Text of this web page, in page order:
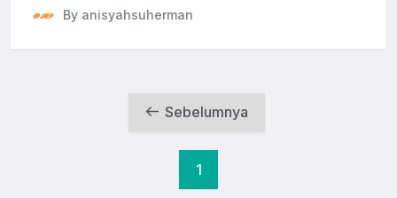
By anisyahsuherman
Sebelumnya
1